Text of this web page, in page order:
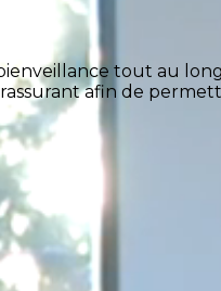
tout au
afin de